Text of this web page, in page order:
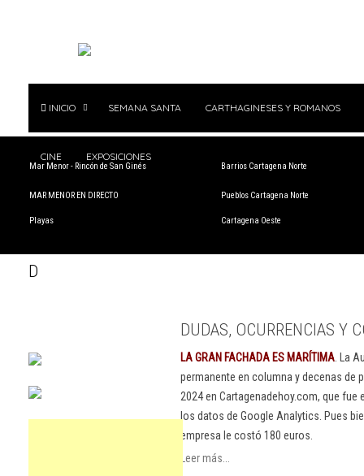
INICIO SEMANA SANTA CARTHAGINESES Y ROMANOS
CINE EXPOSICIONES
Mar Menor - Rincón de San Ginés
MAR MENOR EN DIRECTO
Playas
Barrios Cartagena Norte
Pueblos Cartagena Norte
Cartagena Oeste
D
DUDAS, OCURRENCIAS Y
LA GRAN FACHADA ES MARÍTIMA . La
permanente en columna y decenas
2024 en Cartagenadehoy.com, que
los datos de Google Analytics. Pues
empresa le costó 180 euros.
Leer más...